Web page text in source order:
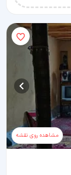
مشاهده روی نقشه